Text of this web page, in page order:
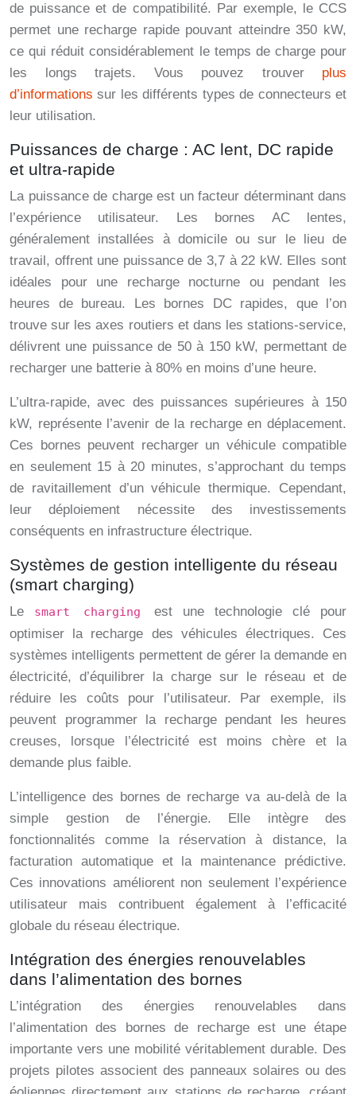
de puissance et de compatibilité. Par exemple, le CCS
permet une recharge rapide pouvant atteindre 350 kW,
ce qui réduit considérablement le temps de charge pour
les longs trajets. Vous pouvez trouver plus
d’informationssur les différents types de connecteurs et
leur utilisation.
Puissances de charge : AC lent, DC rapide
et ultra-rapide
La puissance de charge est un facteur déterminant dans
l’expérience utilisateur. Les bornes AC lentes,
généralement installées à domicile ou sur le lieu de
travail, offrent une puissance de 3,7 à 22 kW. Elles sont
idéales pour une recharge nocturne ou pendant les
heures de bureau. Les bornes DC rapides, que l’on
trouve sur les axes routiers et dans les stations-service,
délivrent une puissance de 50 à 150 kW, permettant de
recharger une batterie à 80% en moins d’une heure.
L’ultra-rapide, avec des puissances supérieures à 150
kW, représente l’avenir de la recharge en déplacement.
Ces bornes peuvent recharger un véhicule compatible
en seulement 15 à 20 minutes, s’approchant du temps
de ravitaillement d’un véhicule thermique. Cependant,
leur déploiement nécessite des investissements
conséquents en infrastructure électrique.
Systèmes de gestion intelligente du réseau
(smart charging)
Le smart charging est une technologie clé pour
optimiser la recharge des véhicules électriques. Ces
systèmes intelligents permettent de gérer la demande en
électricité, d’équilibrer la charge sur le réseau et de
réduire les coûts pour l’utilisateur. Par exemple, ils
peuvent programmer la recharge pendant les heures
creuses, lorsque l’électricité est moins chère et la
demande plus faible.
L’intelligence des bornes de recharge va au-delà de la
simple gestion de l’énergie. Elle intègre des
fonctionnalités comme la réservation à distance, la
facturation automatique et la maintenance prédictive.
Ces innovations améliorent non seulement l’expérience
utilisateur mais contribuent également à l’efficacité
globale du réseau électrique.
Intégration des énergies renouvelables
dans l’alimentation des bornes
L’intégration des énergies renouvelables dans
l’alimentation des bornes de recharge est une étape
importante vers une mobilité véritablement durable. Des
projets pilotes associent des panneaux solaires ou des